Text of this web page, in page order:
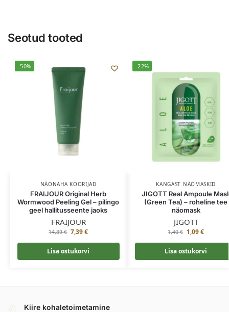
Seotud tooted
-50%
NÄONAHA KOORIJAD
FRAIJOUR Original Herb
Wormwood Peeling Gel – pilingo
geel hallitusseente jaoks
FRAIJOUR
14,89€ 7,39€
Lisa ostukorvi
-22%
KANGAST NÄOMASKID
JIGOTT Real Ampoule
(Green Tea) – roheline tee
näomask
JIGOTT
1,40€ 1,09€
Lisa ostukorvi
Kiire kohaletoimetamine